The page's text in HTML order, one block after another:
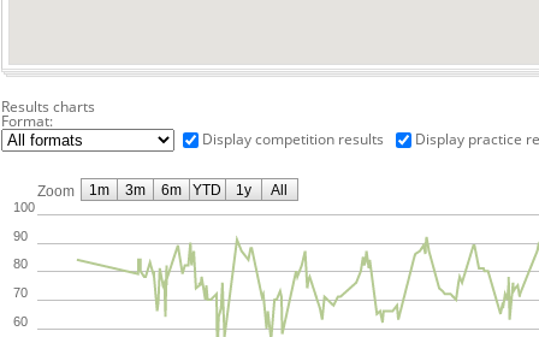
Results charts
Format:
Display competition results
Display practice
Zoom
60
70
80
90
100
1m 3m 6m YTD 1y All